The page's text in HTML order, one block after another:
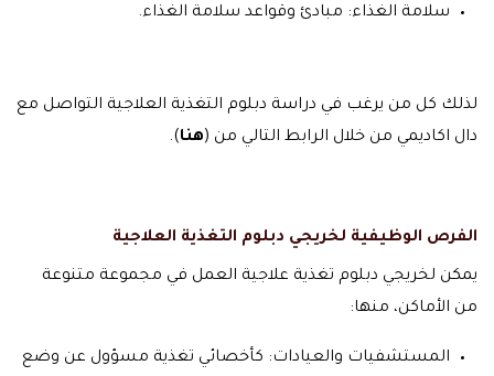
سلامة الغذاء: مبادئ وقواعد سلامة الغذاء.
لذلك كل من يرغب في دراسة دبلوم التغذية العلاجية التواصل مع
دال اكاديمي من خلال الرابط التالي من (هنا).
الفرص الوظيفية لخريجي دبلوم التغذية العلاجية
يمكن لخريجي دبلوم تغذية علاجية العمل في مجموعة متنوعة
من الأماكن، منها:
المستشفيات والعيادات: كأخصائي تغذية مسؤول عن وضع